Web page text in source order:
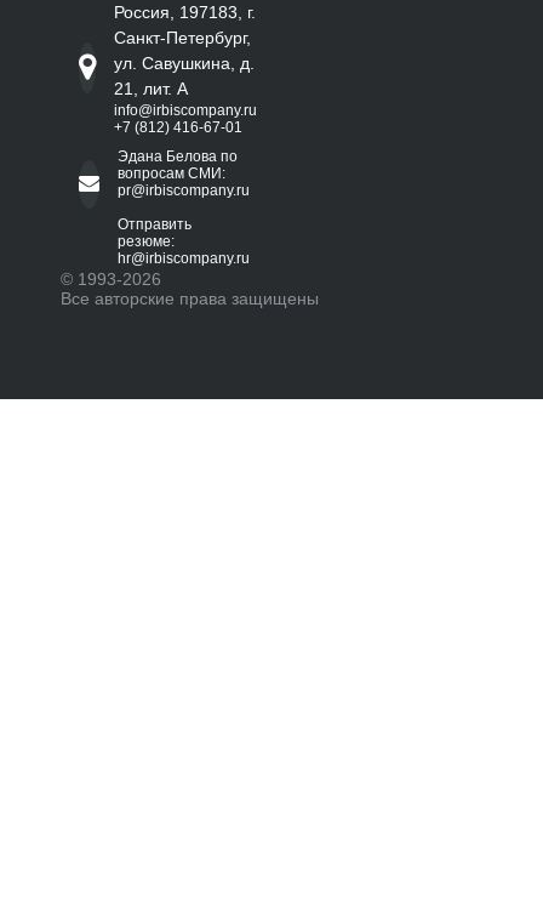
Россия, 197183, г.
Санкт-Петербург,
ул. Савушкина, д.
21, лит. А
info@irbiscompany.ru
+7 (812) 416-67-01
Эдана Белова по
вопросам СМИ:
pr@irbiscompany.ru
Отправить
резюме:
hr@irbiscompany.ru
© 1993-2026
Все авторские права защищены